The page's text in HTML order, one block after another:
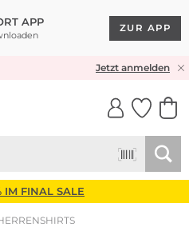
APP
ZUR APP
& RÜCKVERSANDJetzt anmelden
IM FINAL SALE